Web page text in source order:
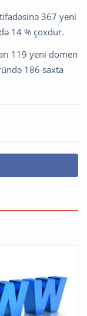
367 yeni
14 % çoxdur.
119 yeni domen
186 saxta